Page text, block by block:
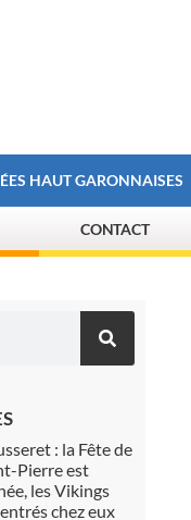
HAUT GARONNAISES
CONTACT
: la Fête de
Pierre est
les Vikings
chez eux